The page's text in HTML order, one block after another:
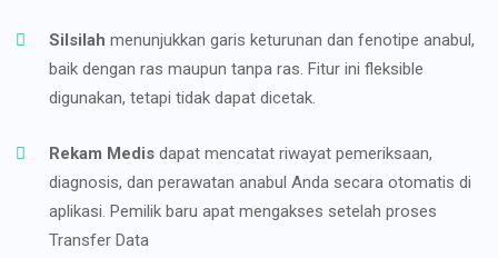
Silsilah menunjukkan garis keturunan dan fenotipe anabul,
baik dengan ras maupun tanpa ras. Fitur ini fleksible
digunakan, tetapi tidak dapat dicetak.
Rekam Medis dapat mencatat riwayat pemeriksaan,
diagnosis, dan perawatan anabul Anda secara otomatis di
aplikasi. Pemilik baru apat mengakses setelah proses
Transfer Data